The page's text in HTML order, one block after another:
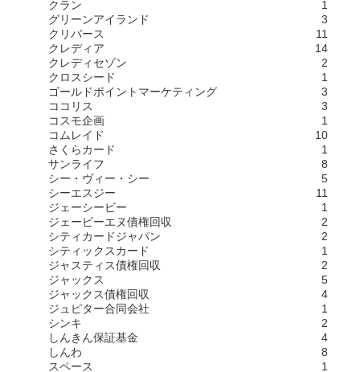
クラン
1
グリーンアイランド
3
クリバース
11
クレディア
14
クレディセゾン
2
クロスシード
1
ゴールドポイントマーケティング
3
ココリス
3
コスモ企画
1
コムレイド
10
さくらカード
1
サンライフ
8
シー・ヴィー・シー
5
シーエスジー
11
ジェーシービー
1
ジェーピーエヌ債権回収
2
シティカードジャパン
2
シティックスカード
1
ジャスティス債権回収
2
ジャックス
5
ジャックス債権回収
4
ジュピター合同会社
1
シンキ
2
しんきん保証基金
4
しんわ
8
スペース
1